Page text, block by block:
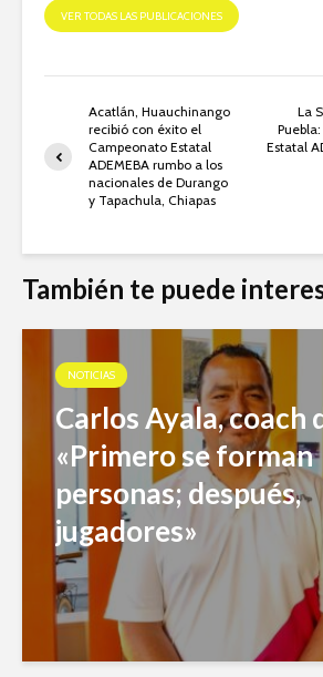
VER TODAS LAS PUBLICACIONES
Acatlán, Huauchinango
recibió con éxito el
Campeonato Estatal
ADEMEBA rumbo a los
nacionales de Durango
y Tapachula, Chiapas
La
Estatal
También te puede
NOTICIAS
Carlos Ayala, coach
«Primero se forman
personas; después,
jugadores»